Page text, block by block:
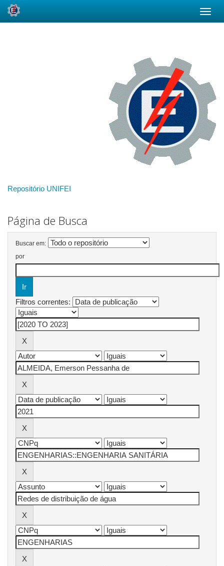
Repositório UNIFEI
Página de Busca
Buscar em:
por
Filtros correntes: